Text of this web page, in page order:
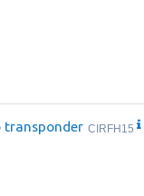
transponder CIRFH15